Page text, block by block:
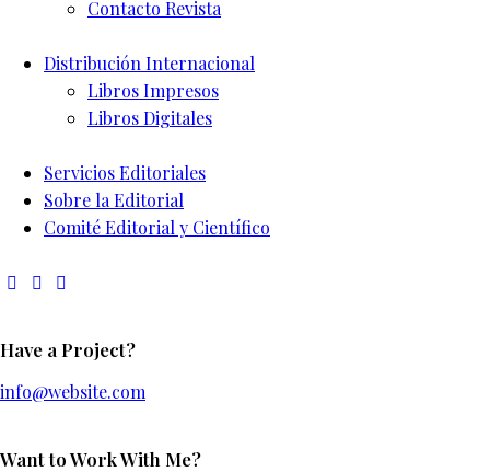
Contacto Revista
Distribución Internacional
Libros Impresos
Libros Digitales
Servicios Editoriales
Sobre la Editorial
Comité Editorial y Científico
Have a Project?
info@website.com
Want to Work With Me?